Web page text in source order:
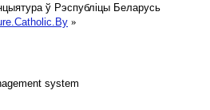
ў Рэспубліцы Беларусь
»
system